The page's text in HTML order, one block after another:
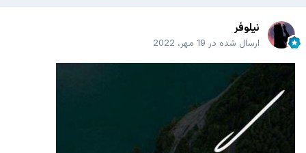
نیلوفر
ارسال شده در 19 مهر، 2022